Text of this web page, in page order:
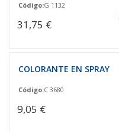
Código:G 1132
31,75 €
COLORANTE EN SPRAY
Código:C 3680
9,05 €